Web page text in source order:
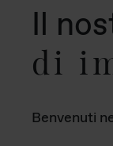
Il
di
Benvenuti